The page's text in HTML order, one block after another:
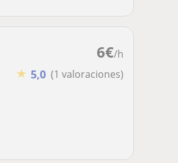
6€/h
★ 5,0 (1 valoraciones)